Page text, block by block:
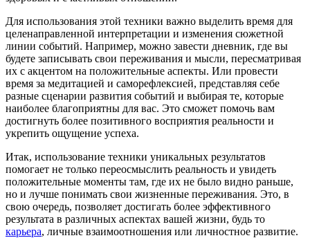
Для использования этой техники важно выделить время для
целенаправленной интерпретации и изменения сюжетной
линии событий. Например, можно завести дневник, где вы
будете записывать свои переживания и мысли, пересматривая
их с акцентом на положительные аспекты. Или провести
время за медитацией и саморефлексией, представляя себе
разные сценарии развития событий и выбирая те, которые
наиболее благоприятны для вас. Это сможет помочь вам
достигнуть более позитивного восприятия реальности и
укрепить ощущение успеха.
Итак, использование техники уникальных результатов
помогает не только переосмыслить реальность и увидеть
положительные моменты там, где их не было видно раньше,
но и лучше понимать свои жизненные переживания. Это, в
свою очередь, позволяет достигать более эффективного
результата в различных аспектах вашей жизни, будь то
карьера, личные взаимоотношения или личностное развитие.